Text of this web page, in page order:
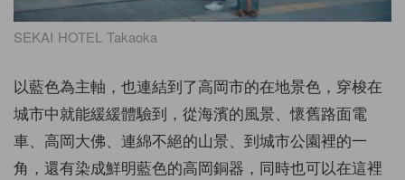
SEKAI HOTEL Takaoka
以藍色為主軸，也連結到了高岡市的在地景色，穿梭在
城市中就能緩緩體驗到，從海濱的風景、懷舊路面電
車、高岡大佛、連綿不絕的山景、到城市公園裡的一
角，還有染成鮮明藍色的高岡銅器，同時也可以在這裡